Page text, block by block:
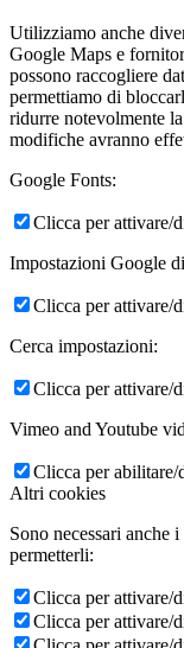
Utilizziamo anche
Google Maps e
possono raccogliere
permettiamo di
ridurre notevolmente
modifiche avranno
Google Fonts:
Clicca per attivare/
Impostazioni Google
Clicca per attivare/
Cerca impostazioni:
Clicca per attivare/
Vimeo and Youtube
Clicca per
Altri cookies
Sono necessari anche
permetterli:
Clicca per attivare/
Clicca per attivare/